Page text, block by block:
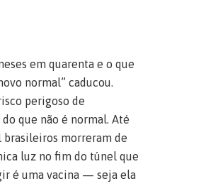
em quarenta e o que
normal” caducou.
perigoso de
que não é normal. Até
brasileiros morreram de
luz no fim do túnel que
é uma vacina — seja ela